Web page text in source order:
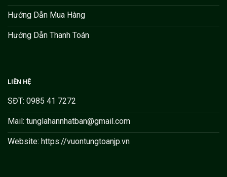
Hướng Dẫn Mua Hàng
Hướng Dẫn Thanh Toán
LIÊN HỆ
SĐT: 0985 41 7272
Mail: tunglahannhatban@gmail.com
Website: https://vuontungtoanjp.vn